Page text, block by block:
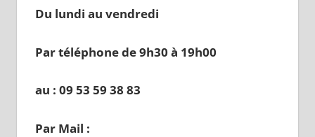
Du lundi au vendredi
Par téléphone de 9h30 à 19h00
au : 09 53 59 38 83
Par Mail :